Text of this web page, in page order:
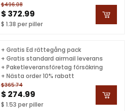
$496.08
$ 372.99
$ 1.38 per piller
$365.74
$ 274.99
$ 1.53 per piller
+ Gratis Ed rättegång pack
+ Gratis standard airmail leverans
+ Paketleveransföretag försäkring
+ Nästa order 10% rabatt